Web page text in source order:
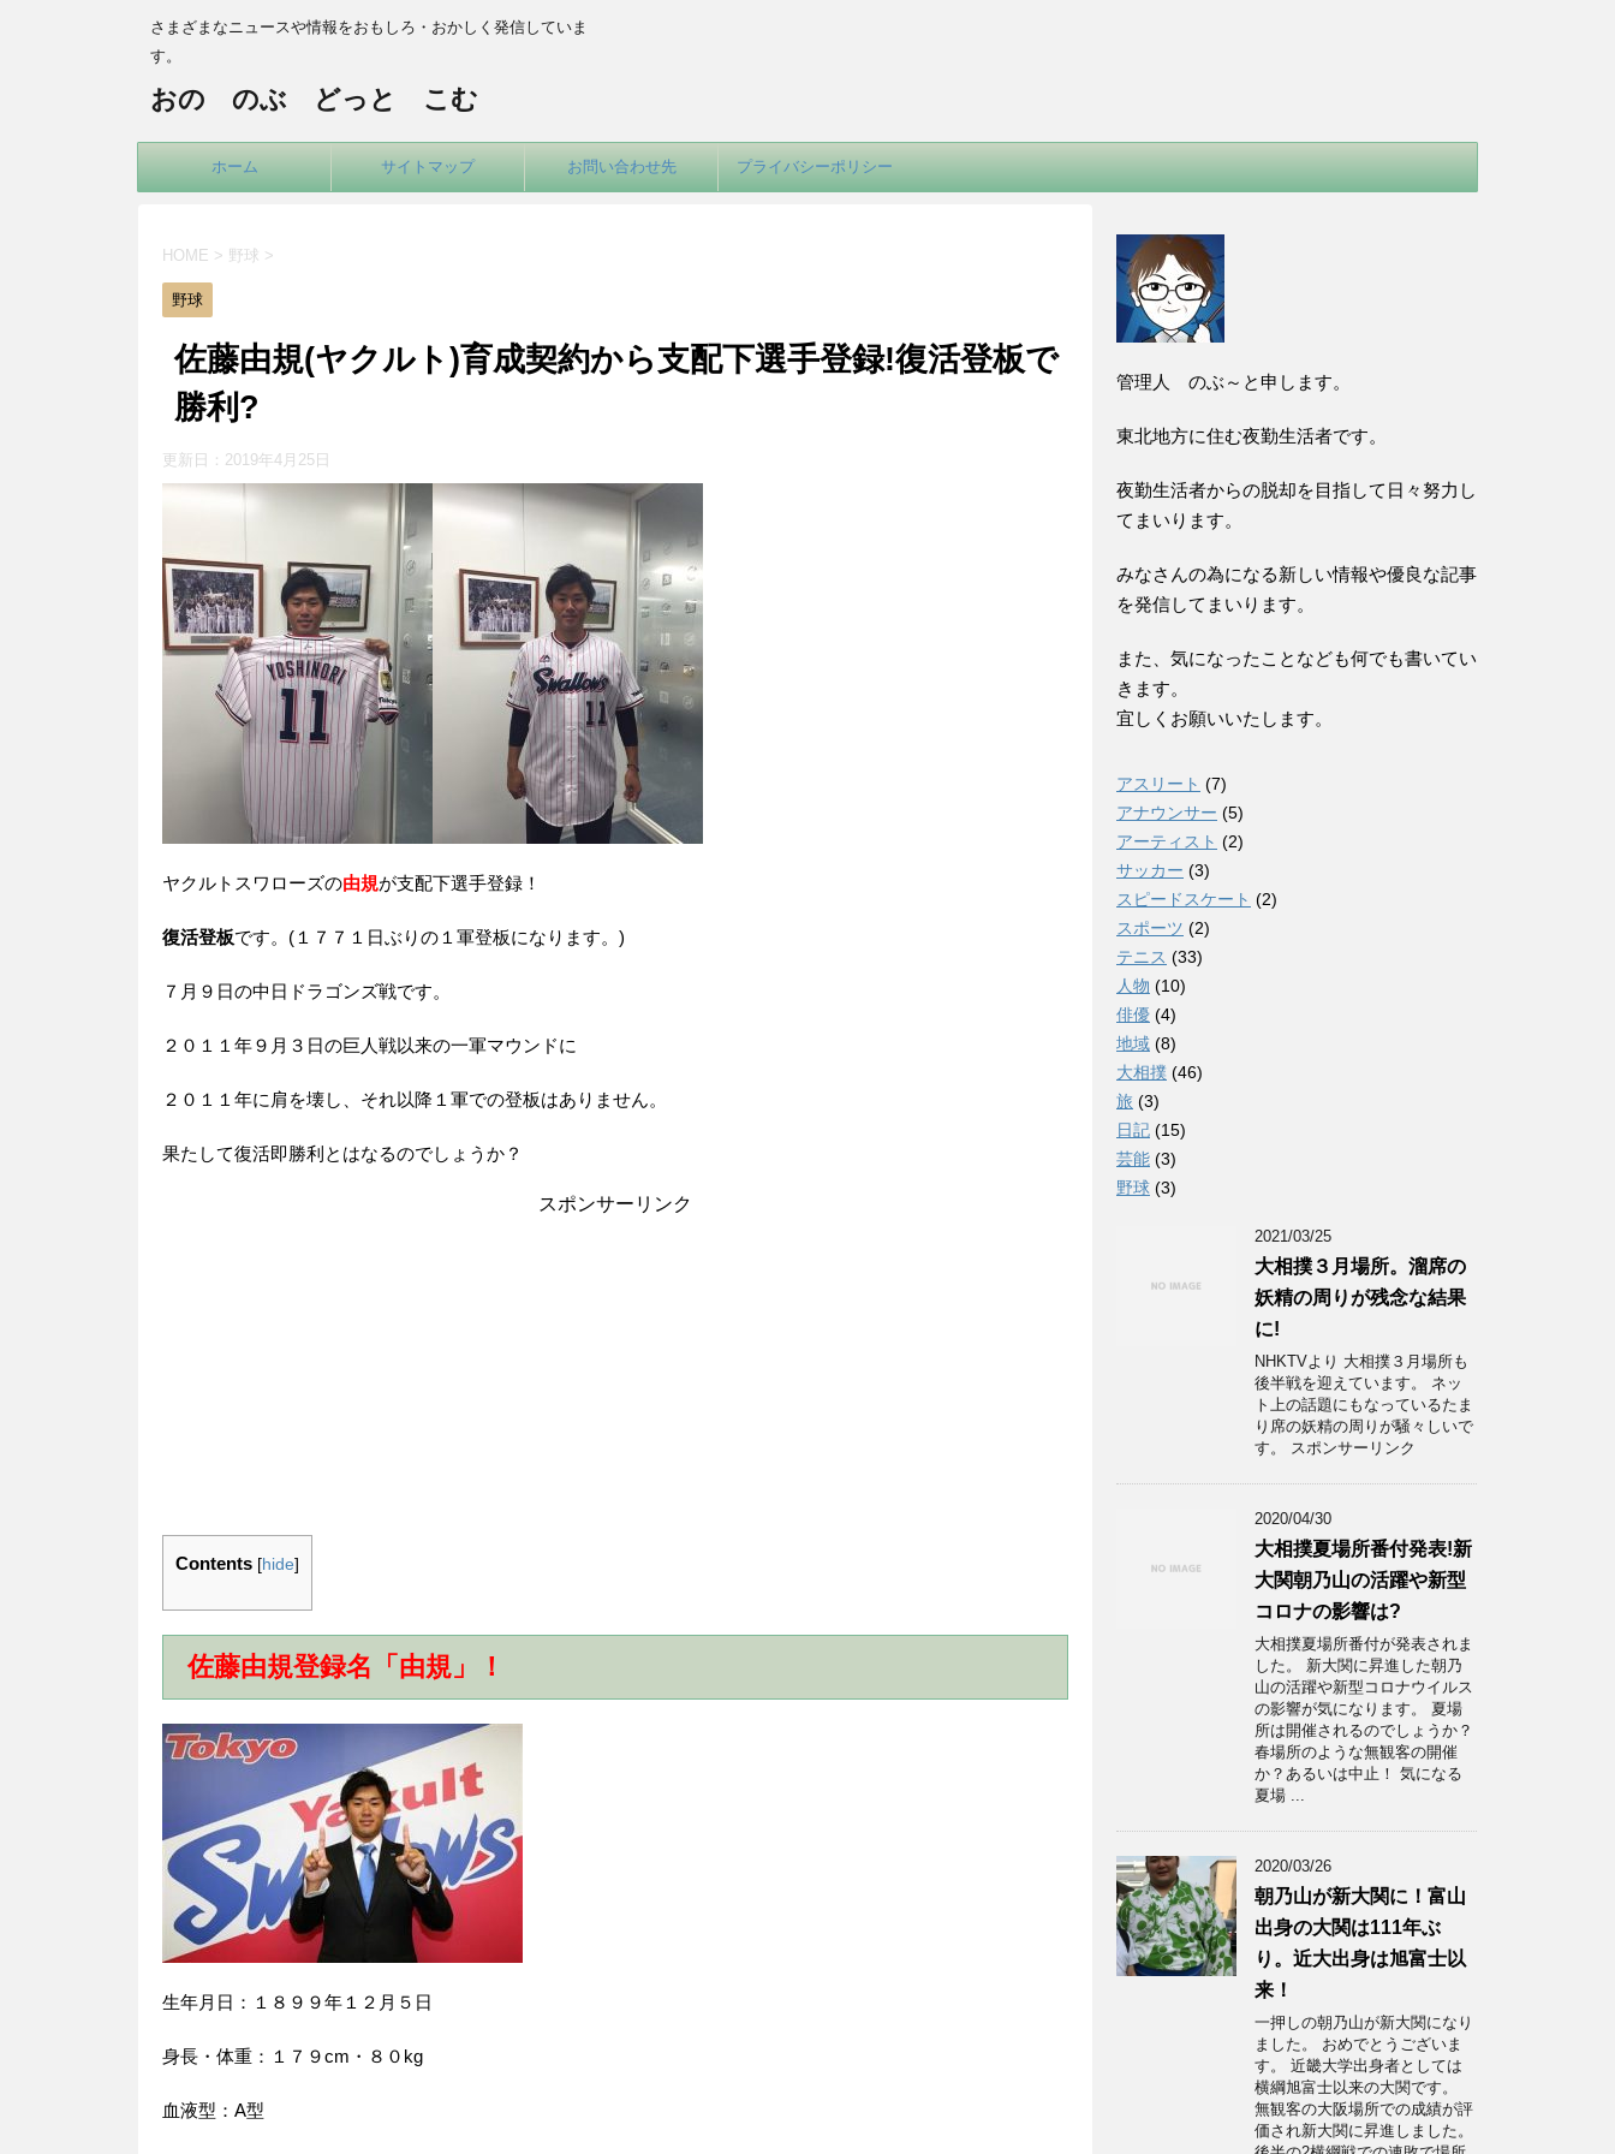
さまざまなニュースや情報をおもしろ・おかしく発信していま
す。
おの のぶ どっと こむ
ホーム サイトマップ お問い合わせ先 プライバシーポリシー
HOME > 野球 >
野球
佐藤由規(ヤクルト)育成契約から支配下選手登録!復活登板で
勝利?
更新日： 2019年4月25日
ヤクルトスワローズの由規が支配下選手登録！
復活登板です。(１７７１日ぶりの１軍登板になります。)
７月９日の中日ドラゴンズ戦です。
２０１１年９月３日の巨人戦以来の一軍マウンドに
２０１１年に肩を壊し、それ以降１軍での登板はありません。
果たして復活即勝利とはなるのでしょうか？
スポンサーリンク
Contents [hide]
佐藤由規登録名「由規」！
生年月日：１８９９年１２月５日
身長・体重：１７９cm・８０kg
血液型：A型
管理人 のぶ～と申します。
東北地方に住む夜勤生活者です。
夜勤生活者からの脱却を目指して日々努力し
てまいります。
みなさんの為になる新しい情報や優良な記事
を発信してまいります。
また、気になったことなども何でも書いてい
きます。
宜しくお願いいたします。
アスリート (7)
アナウンサー (5)
アーティスト (2)
サッカー (3)
スピードスケート (2)
スポーツ (2)
テニス (33)
人物 (10)
俳優 (4)
地域 (8)
大相撲 (46)
旅 (3)
日記 (15)
芸能 (3)
野球 (3)
2021/03/25
大相撲３月場所。溜席の
妖精の周りが残念な結果
に!
NHKTVより 大相撲３月場所も
後半戦を迎えています。 ネッ
ト上の話題にもなっているたま
り席の妖精の周りが騒々しいで
す。 スポンサーリンク
2020/04/30
大相撲夏場所番付発表!新
大関朝乃山の活躍や新型
コロナの影響は?
大相撲夏場所番付が発表されま
した。 新大関に昇進した朝乃
山の活躍や新型コロナウイルス
の影響が気になります。 夏場
所は開催されるのでしょうか？
春場所のような無観客の開催
か？あるいは中止！ 気になる
夏場 ...
2020/03/26
朝乃山が新大関に！富山
出身の大関は111年ぶ
り。近大出身は旭富士以
来！
一押しの朝乃山が新大関になり
ました。 おめでとうございま
す。 近畿大学出身者としては
横綱旭富士以来の大関です。
無観客の大阪場所での成績が評
価され新大関に昇進しました。